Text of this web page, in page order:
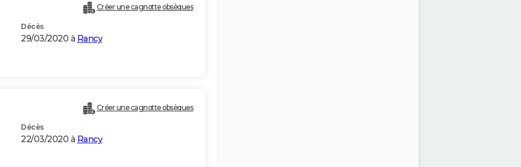
Créer une cagnotte obsèques
Décès
29/03/2020 à Rancy
Créer une cagnotte obsèques
Décès
22/03/2020 à Rancy